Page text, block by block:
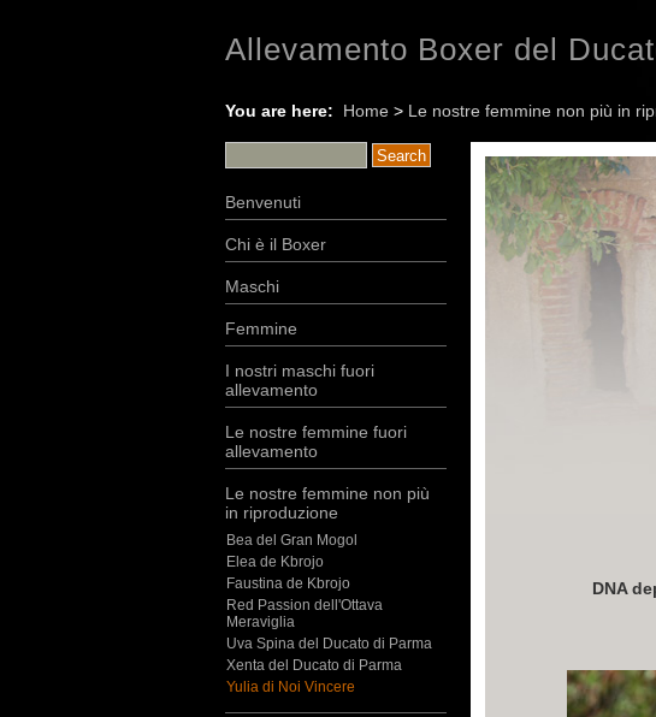
Allevamento Boxer del
You are here: Home > Le nostre femmine non più in
Benvenuti
Chi è il Boxer
Maschi
Femmine
I nostri maschi fuori
allevamento
Le nostre femmine fuori
allevamento
Le nostre femmine non più
in riproduzione
Bea del Gran Mogol
Elea de Kbrojo
Faustina de Kbrojo
Red Passion dell'Ottava
Meraviglia
Uva Spina del Ducato di Parma
Xenta del Ducato di Parma
Yulia di Noi Vincere
DNA